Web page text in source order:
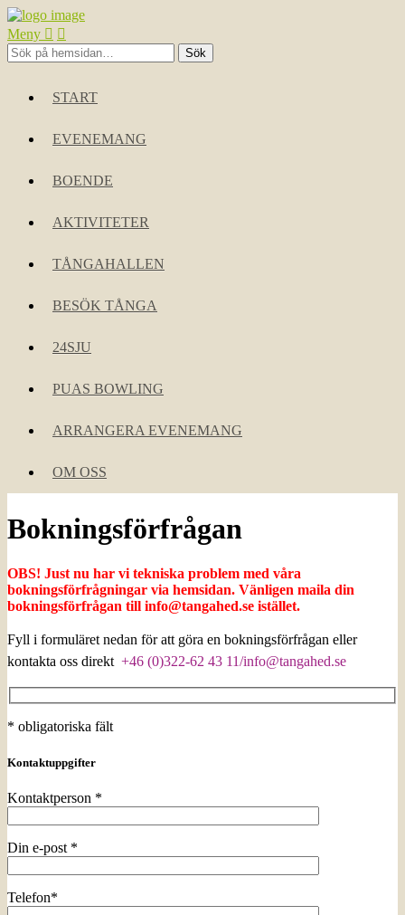
Meny
START
EVENEMANG
BOENDE
AKTIVITETER
TÅNGAHALLEN
BESÖK TÅNGA
24SJU
PUAS BOWLING
ARRANGERA EVENEMANG
OM OSS
Bokningsförfrågan
OBS! Just nu har vi tekniska problem med våra
bokningsförfrågningar via hemsidan. Vänligen maila din
bokningsförfrågan till info@tangahed.se istället.
Fyll i formuläret nedan för att göra en bokningsförfrågan eller
kontakta oss direkt +46 (0)322-62 43 11/info@tangahed.se
* obligatoriska fält
Kontaktuppgifter
Kontaktperson *
Din e-post *
Telefon*